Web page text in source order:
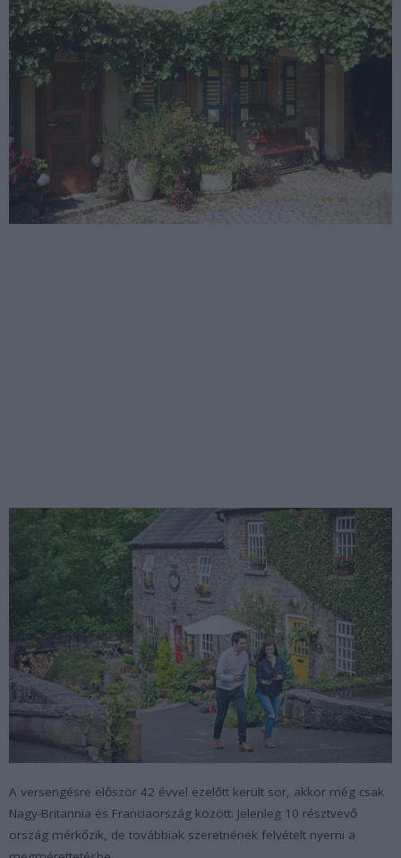
A versengésre először 42 évvel ezelőtt került sor, akkor még csak
Nagy-Britannia és Franciaország között. Jelenleg 10 résztvevő
ország mérkőzik, de továbbiak szeretnének felvételt nyerni a